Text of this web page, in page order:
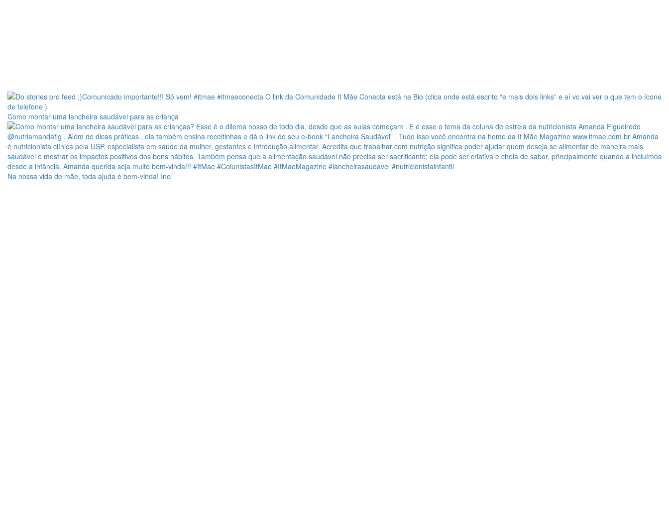
Como montar uma lancheira saudável para as criança
Na nossa vida de mãe, toda ajuda é bem-vinda! Incl